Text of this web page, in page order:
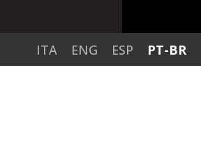
ITA ENG ESP PT-BR